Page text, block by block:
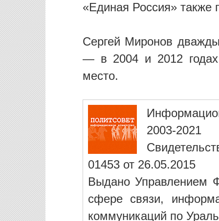
«Единая Россия» также
Сергей Миронов
— в 2004 и 2012
место.
2003-2021
01453 от 26.05.2015
Выдано Управлением
сфере связи,
коммуникаций по